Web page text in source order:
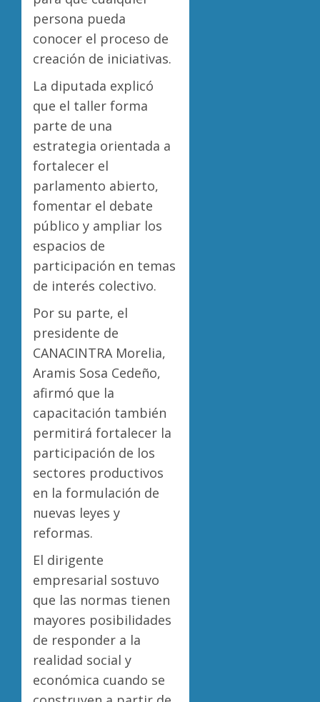
persona pueda
conocer el proceso de
creación de iniciativas.
La diputada explicó
que el taller forma
parte de una
estrategia orientada a
fortalecer el
parlamento abierto,
fomentar el debate
público y ampliar los
espacios de
participación en temas
de interés colectivo.
Por su parte, el
presidente de
CANACINTRA Morelia,
Aramis Sosa Cedeño,
afirmó que la
capacitación también
permitirá fortalecer la
participación de los
sectores productivos
en la formulación de
nuevas leyes y
reformas.
El dirigente
empresarial sostuvo
que las normas tienen
mayores posibilidades
de responder a la
realidad social y
económica cuando se